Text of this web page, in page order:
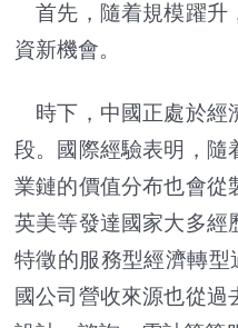
首先，隨着規模躍升
資新機會。
時下，中國正處於經
段。國際經驗表明，隨
業鏈的價值分布也會從
英美等發達國家大多經
特徵的服務型經濟轉
國公司營收來源也從過